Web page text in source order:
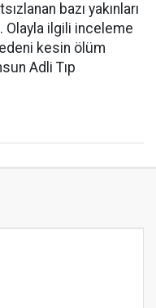
bazı yakınları
Olayla ilgili inceleme
kesin ölüm
Adli Tıp